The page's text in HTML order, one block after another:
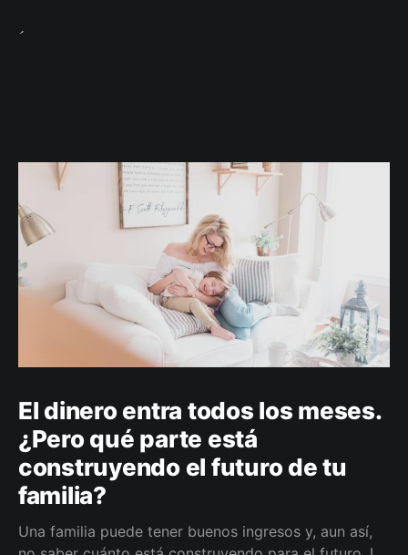
´
El dinero entra todos los meses.
¿Pero qué parte está
construyendo el futuro de tu
familia?
Una familia puede tener buenos ingresos y, aun así,